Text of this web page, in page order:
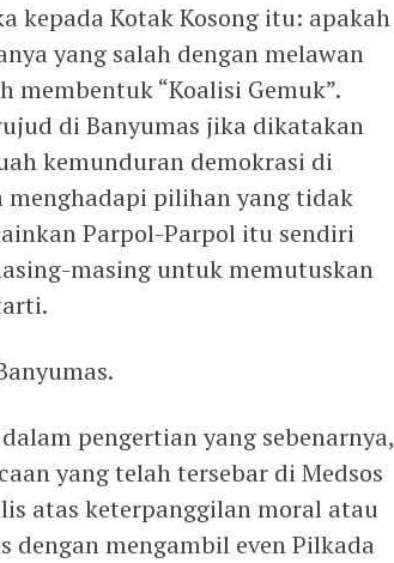
kepada Kotak Kosong itu: apakah
yang salah dengan melawan
membentuk “Koalisi Gemuk”.
di Banyumas jika dikatakan
kemunduran demokrasi di
menghadapi pilihan yang tidak
Parpol-Parpol itu sendiri
masing untuk memutuskan
pengertian yang sebenarnya,
yang telah tersebar di Medsos
atas keterpanggilan moral atau
dengan mengambil even Pilkada